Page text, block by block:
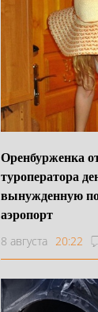
Оренбурженка
туроператора
вынужденную
аэропорт
8 августа 20:22